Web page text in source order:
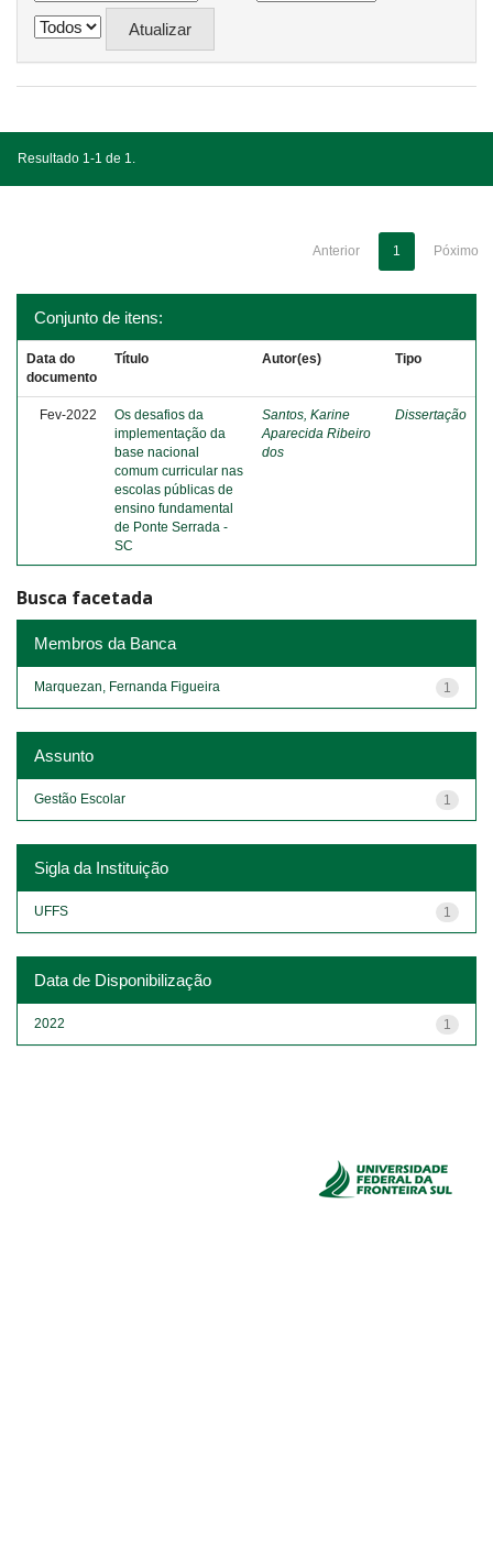
Resultado 1-1 de 1.
Anterior 1 Póximo
Conjunto de itens:
Data do
documento
Título Autor(es) Tipo
Fev-2022
Os desafios da
implementação da
base nacional
comum curricular nas
escolas públicas de
ensino fundamental
de Ponte Serrada -
SC
Santos, Karine
Aparecida Ribeiro
dos
Dissertação
Busca facetada
Membros da Banca
1
Marquezan, Fernanda Figueira
Assunto
1
Gestão Escolar
Sigla da Instituição
1
UFFS
Data de Disponibilização
1
2022